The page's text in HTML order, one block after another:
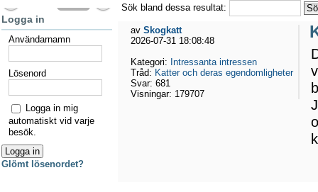
Sök bland dessa resultat:
av Skogkatt
2026-07-31 18:08:48
Kategori: Intressanta intressen
Tråd: Katter och deras egendomligheter
Svar: 681
Visningar: 179707
Logga in
Användarnamn
Lösenord
Logga in mig
automatiskt vid varje
besök.
Glömt lösenordet?